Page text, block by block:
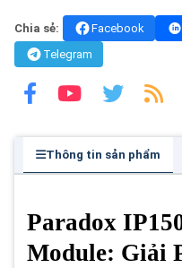
Chia sẻ: Facebook
Telegram
Thông tin sản phẩm
Paradox
Module: Giải